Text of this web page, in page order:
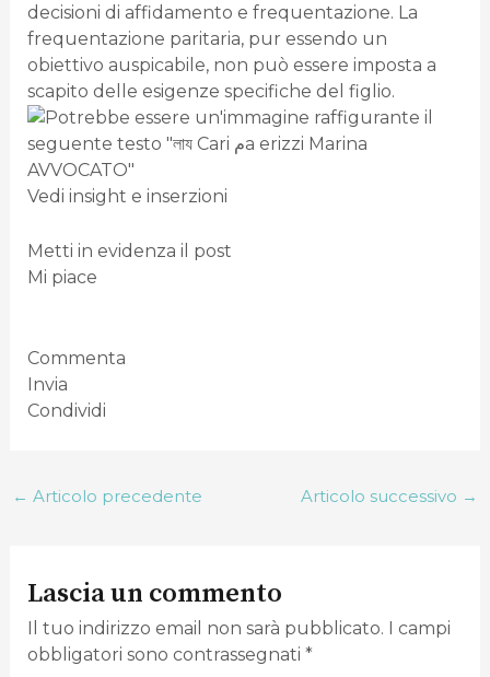
decisioni di affidamento e frequentazione. La
frequentazione paritaria, pur essendo un
obiettivo auspicabile, non può essere imposta a
scapito delle esigenze specifiche del figlio.
Vedi insight e inserzioni
Metti in evidenza il post
Mi piace
Commenta
Invia
Condividi
← Articolo precedente Articolo successivo →
Lascia un commento
Il tuo indirizzo email non sarà pubblicato. I campi
obbligatori sono contrassegnati *